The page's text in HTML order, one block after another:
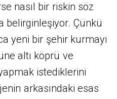
nasıl bir riskin söz
belirginleşiyor. Çünkü
yeni bir şehir kurmayı
altı köprü ve
istediklerini
arkasındaki esas